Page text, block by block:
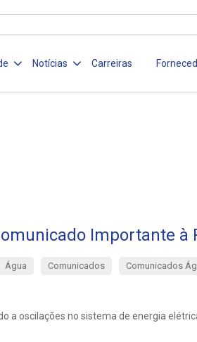
Notícias Carreiras
Importante à
Água Comunicados Comunicados
a oscilações no sistema de energia